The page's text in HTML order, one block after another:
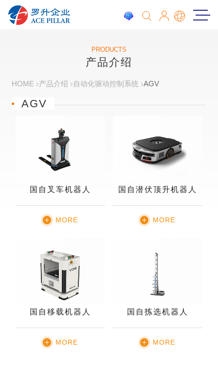
PRODUCTS
产品介绍
HOME 产品介绍 自动化驱动控制系统 AGV
AGV
国自叉车机器人
MORE
国自潜伏顶升机器人
MORE
国自移载机器人
MORE
国自拣选机器人
MORE